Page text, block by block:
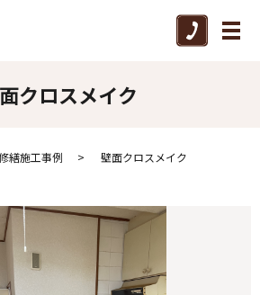
メ
クロスメイク
繕施工事例 壁面クロスメイク